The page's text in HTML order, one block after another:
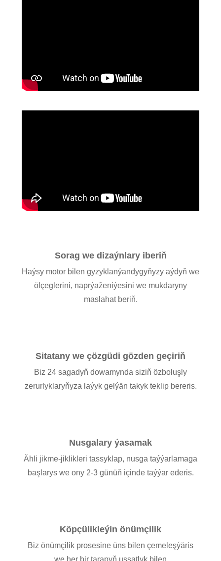
Sorag we dizaýnlary iberiň
Haýsy motor bilen gyzyklanýandygyňyzy aýdyň we
ölçeglerini, naprýaženiýesini we mukdaryny
maslahat beriň.
Sitatany we çözgüdi gözden geçiriň
Biz 24 sagadyň dowamynda siziň özboluşly
zerurlyklaryňyza laýyk gelýän takyk teklip bereris.
Nusgalary ýasamak
Ähli jikme-jiklikleri tassyklap, nusga taýýarlamaga
başlarys we ony 2-3 günüň içinde taýýar ederis.
Köpçülikleýin önümçilik
Biz önümçilik prosesine üns bilen çemeleşýäris
we her bir tarapyň ussatlyk bilen